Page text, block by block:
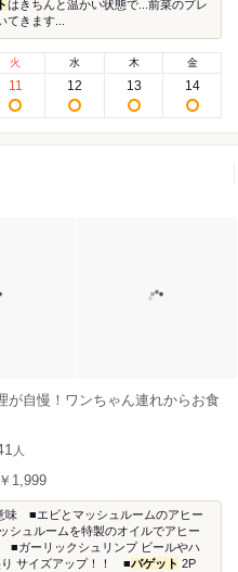
はきちんと温かい状態で...前菜のプレ
てきます...
火
11
水
12
木
13
金
14
が自慢！ワンちゃん連れからお食
人
1,999
味 ■エビとマッシュルームのアヒー
シュルームを特製のオイルでアヒー
■ガーリックシュリンプ ビールやハ
り サイズアップ！！ ■バゲット 2P